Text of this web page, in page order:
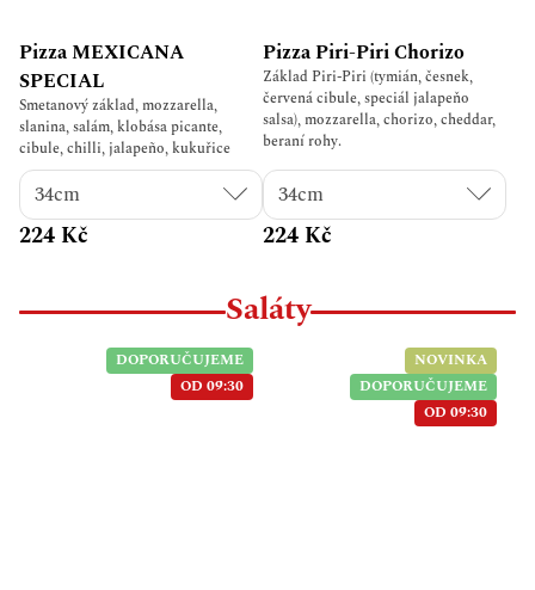
Pizza MEXICANA
SPECIAL
Smetanový základ, mozzarella,
slanina, salám, klobása picante,
cibule, chilli, jalapeño, kukuřice
224 Kč
Pizza Piri-Piri Chorizo
Základ Piri-Piri (tymián, česnek,
červená cibule, speciál jalapeňo
salsa), mozzarella, chorizo, cheddar,
beraní rohy.
224 Kč
Saláty
DOPORUČUJEME
OD 09:30
NOVINKA
DOPORUČUJEME
OD 09:30